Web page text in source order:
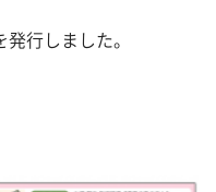
行しました。